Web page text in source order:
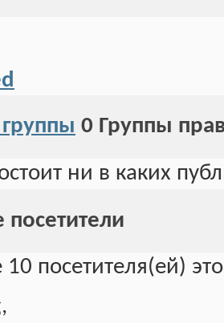
группы 0 Группы
ни в каких
посетители
посетителя(ей)
,